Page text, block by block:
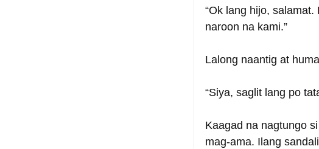
“Ok lang hijo,
naroon na kami.”
Lalong naantig at
“Siya, saglit lang po
Kaagad na nagtungo
mag-ama. Ilang